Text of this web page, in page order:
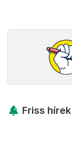
Friss hírek